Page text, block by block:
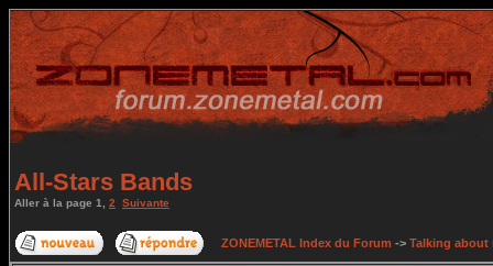
All-Stars Bands
Aller à la page 1 2 Suivante
ZONEMETAL Index du Forum -> Talking about